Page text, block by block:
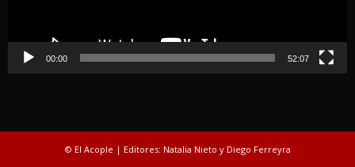
00:00 52:07
© El Acople | Editores: Natalia Nieto y Diego Ferreyra